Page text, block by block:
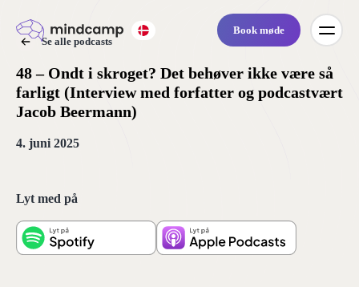
Book møde
Se alle podcasts
48 – Ondt i skroget? Det behøver ikke være så
farligt (Interview med forfatter og podcastvært
Jacob Beermann)
4. juni 2025
Lyt med på